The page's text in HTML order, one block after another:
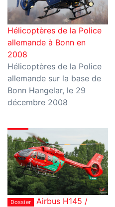
Hélicoptères de la Police
allemande à Bonn en
2008
Hélicoptères de la Police
allemande sur la base de
Bonn Hangelar, le 29
décembre 2008
Dossier Airbus H145 /